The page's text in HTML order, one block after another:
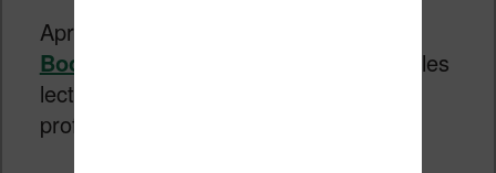
Après un lancement en fanfare, la
Bookeen Notéa
a réussi à convaincre les
lectrices et lecteurs, mais aussi les
professionnels de tous horizons.